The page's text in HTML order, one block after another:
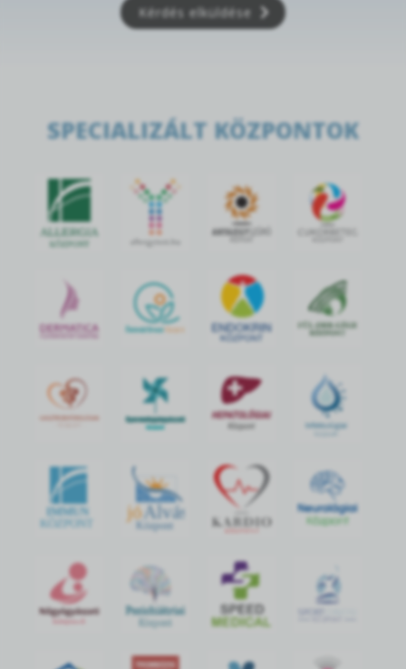
Kérdés elküldése
SPECIALIZÁLT KÖZPONTOK
IMMUN
KÖZPONT
jó Alvás
Központ